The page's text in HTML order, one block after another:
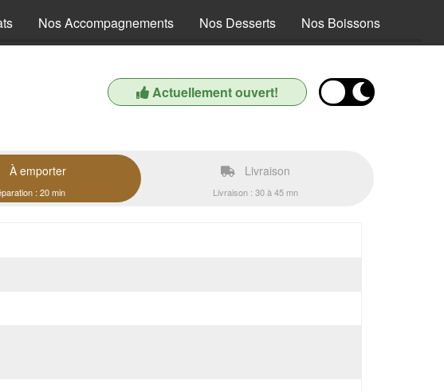
Nos Accompagnements Nos Desserts Nos Boissons
Actuellement ouvert!
À emporter
: 20 min
Livraison
Livraison : 30 à 45 mn